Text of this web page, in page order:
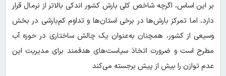
بر این اساس، اگرچه شاخص کلی بارش کشور اندکی بالاتر از نرمال قرار
دارد، اما تمرکز بارش‌ها در برخی استان‌ها و تداوم کم‌بارشی در بخش
وسیعی از کشور، همچنان به‌عنوان یک چالش ساختاری در حوزه آب
مطرح است و ضرورت اتخاذ سیاست‌های هدفمند برای مدیریت این
عدم توازن را بیش از پیش برجسته می‌کند